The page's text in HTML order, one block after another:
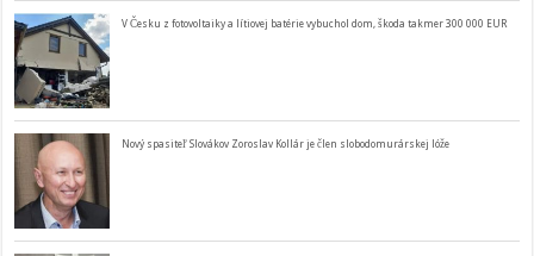
V Česku z fotovoltaiky a lítiovej batérie vybuchol dom, škoda takmer 300 000 EUR
Nový spasiteľ Slovákov Zoroslav Kollár je člen slobodomurárskej lóže